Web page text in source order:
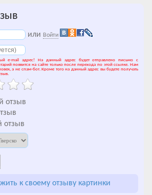
или Войти
e-mail адрес! На данный адрес будет отправлено письмо с
появится на сайте только после перехода по этой ссылке. Нам
а не спам-бот. Кроме того на данный адрес вы будете получать
отзыв
отзыв
к своему отзыву картинки